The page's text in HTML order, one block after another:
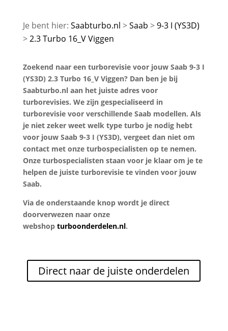
Saabturbo.nl Saab
9-3 I (YS3D)
2.3 Turbo 16_V Viggen
Zoekend naar een turborevisie voor jouw Saab 9-3 I
(YS3D) 2.3 Turbo 16_V Viggen? Dan ben je bij
Saabturbo.nl aan het juiste adres voor
turborevisies. We zijn gespecialiseerd in
turborevisie voor verschillende Saab modellen. Als
je niet zeker weet welk type turbo je nodig hebt
voor jouw Saab 9-3 I (YS3D), vergeet dan niet om
contact met onze turbospecialisten op te nemen.
Onze turbospecialisten staan voor je klaar om je te
helpen de juiste turborevisie te vinden voor jouw
Saab.
Via de onderstaande knop wordt je direct
doorverwezen naar onze
webshop turboonderdelen.nl.
Direct naar de juiste onderdelen